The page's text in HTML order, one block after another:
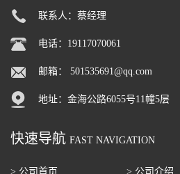
联系人：蔡经理
电话：19117070061
邮箱： 501535691@qq.com
地址：金海公路6055号11幢5层
快速导航 FAST NAVIGATION
> 公司首页 > 公司介绍